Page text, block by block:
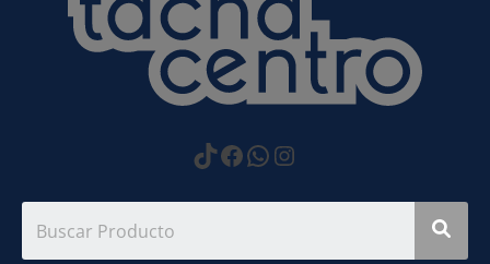
https://
Facebook
WhatsApp
Instagram